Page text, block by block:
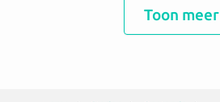
Toon meer